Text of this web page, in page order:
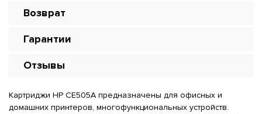
Возврат
Гарантии
Отзывы
Картриджи HP CE505A предназначены для офисных и
домашних принтеров, многофункциональных устройств.